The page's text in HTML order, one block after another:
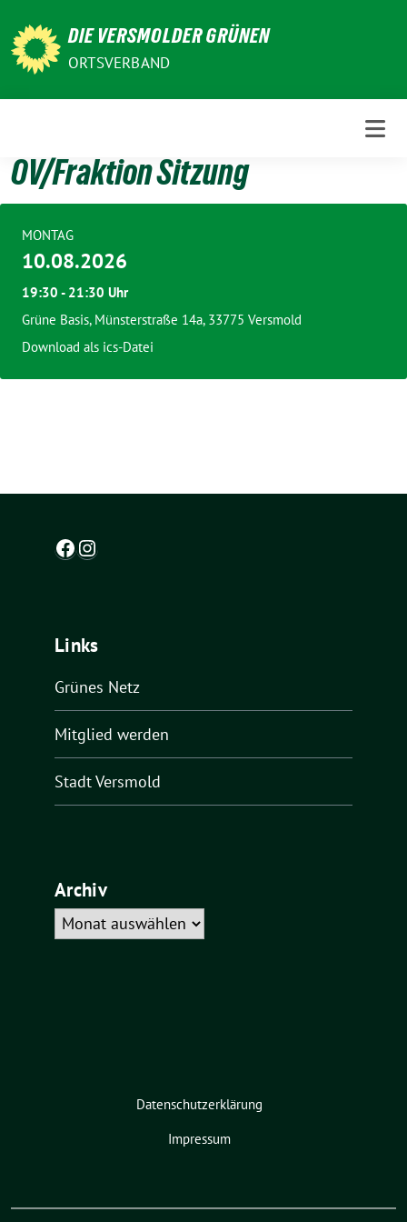
zum
Inhalt
DIE VERSMOLDER GRÜNEN
ORTSVERBAND
OV/Fraktion Sitzung
MONTAG
10.08.2026
19:30 - 21:30 Uhr
Grüne Basis, Münsterstraße 14a, 33775 Versmold
Download als ics-Datei
Facebook
Instagram
Links
Grünes Netz
Mitglied werden
Stadt Versmold
Archiv
Archiv
Datenschutzerklärung
Impressum